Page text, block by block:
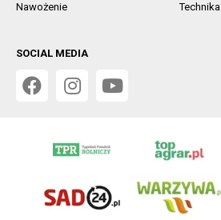
Nawożenie
Technika
SOCIAL MEDIA